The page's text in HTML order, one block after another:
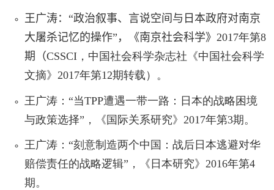
王广涛：“政治叙事、言说空间与日本政府对南京
大屠杀记忆的操作”，《南京社会科学》 2017年第8
期 （CSSCI ，中国社会科学杂志社《中国社会科学
文摘》 2017年第12期转载）。
王广涛：“当TPP遭遇一带一路：日本的战略困境
与政策选择”，《国际关系研究》 2017年第3期。
王广涛：“刻意制造两个中国：战后日本逃避对华
赔偿责任的战略逻辑”，《日本研究》 2016年第4
期。